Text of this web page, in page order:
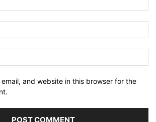
email, and website in this browser for the